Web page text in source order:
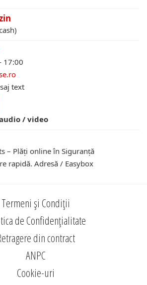
17:00
text
/ video
– Plăți online în Siguranță
rapidă. Adresă / Easybox
Termeni și Condiții
de Confidențialitate
din contract
ANPC
Cookie-uri